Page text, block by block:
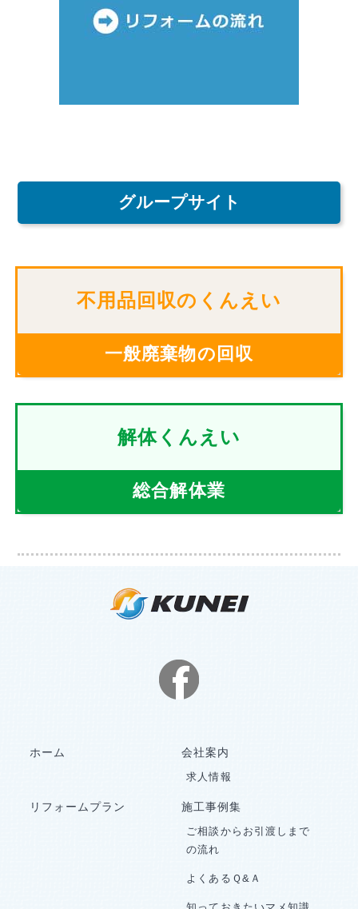
グループサイト
不用品回収のくんえい
一般廃棄物の回収
解体くんえい
総合解体業
ホーム 会社案内
求人情報
リフォームプラン 施工事例集
ご相談からお引渡しまで
の流れ
よくあるＱ&Ａ